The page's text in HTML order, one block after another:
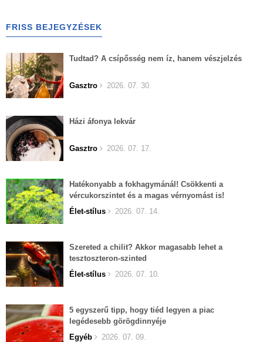
FRISS BEJEGYZÉSEK
Tudtad? A csípősség nem íz, hanem vészjelzés
Gasztro 2026. 07. 30.
Házi áfonya lekvár
Gasztro 2026. 07. 17.
Hatékonyabb a fokhagymánál! Csökkenti a
vércukorszintet és a magas vérnyomást is!
Élet-stílus
2026. 07. 14.
Szereted a chilit? Akkor magasabb lehet a
tesztoszteron-szinted
Élet-stílus
2026. 07. 10.
5 egyszerű tipp, hogy tiéd legyen a piac
legédesebb görögdinnyéje
Egyéb
2026. 07. 09.